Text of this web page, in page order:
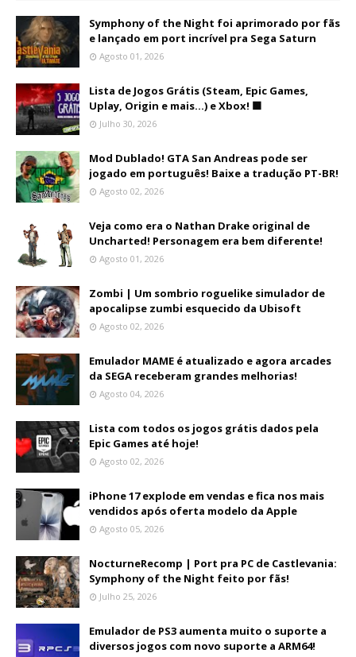
Symphony of the Night foi aprimorado por fãs
e lançado em port incrível pra Sega Saturn
Agosto 01, 2026
Lista de Jogos Grátis (Steam, Epic Games,
Uplay, Origin e mais...) e Xbox! 🟩
Julho 30, 2026
Mod Dublado! GTA San Andreas pode ser
jogado em português! Baixe a tradução PT-BR!
Agosto 02, 2026
Veja como era o Nathan Drake original de
Uncharted! Personagem era bem diferente!
Agosto 01, 2026
Zombi | Um sombrio roguelike simulador de
apocalipse zumbi esquecido da Ubisoft
Agosto 02, 2026
Emulador MAME é atualizado e agora arcades
da SEGA receberam grandes melhorias!
Agosto 04, 2026
Lista com todos os jogos grátis dados pela
Epic Games até hoje!
Agosto 02, 2026
iPhone 17 explode em vendas e fica nos mais
vendidos após oferta modelo da Apple
Agosto 05, 2026
NocturneRecomp | Port pra PC de Castlevania:
Symphony of the Night feito por fãs!
Julho 25, 2026
Emulador de PS3 aumenta muito o suporte a
diversos jogos com novo suporte a ARM64!